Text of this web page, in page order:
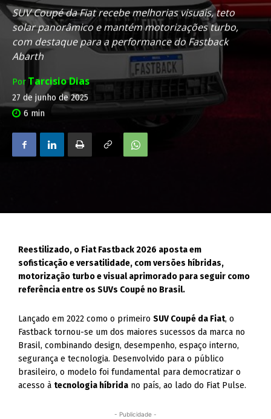
SUV Coupé da Fiat recebe melhorias visuais, teto
solar panorâmico e mantém motorizações turbo,
com destaque para a performance do Fastback
Abarth
Por Tarcisio Dias
27 de junho de 2025
6 min
Reestilizado, o Fiat Fastback 2026 aposta em
sofisticação e versatilidade, com versões híbridas,
motorização turbo e visual aprimorado para seguir como
referência entre os SUVs Coupé no Brasil.
Lançado em 2022 como o primeiroSUV Coupé da Fiat, o
Fastback tornou-se um dos maiores sucessos da marca no
Brasil, combinando design, desempenho, espaço interno,
segurança e tecnologia. Desenvolvido para o público
brasileiro, o modelo foi fundamental para democratizar o
acesso à tecnologia híbrida no país, ao lado do Fiat Pulse.
- Publicidade -